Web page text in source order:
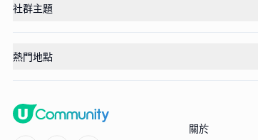
社群主題
熱門地點
關於